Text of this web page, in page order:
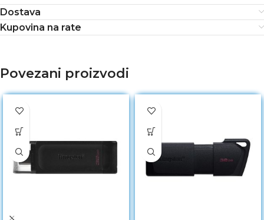
Dostava
Kupovina na rate
Povezani proizvodi